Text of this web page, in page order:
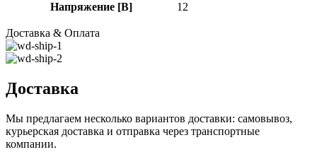
Напряжение [В] 12
Доставка & Оплата
Доставка
Мы предлагаем несколько вариантов доставки: самовывоз,
курьерская доставка и отправка через транспортные
компании.